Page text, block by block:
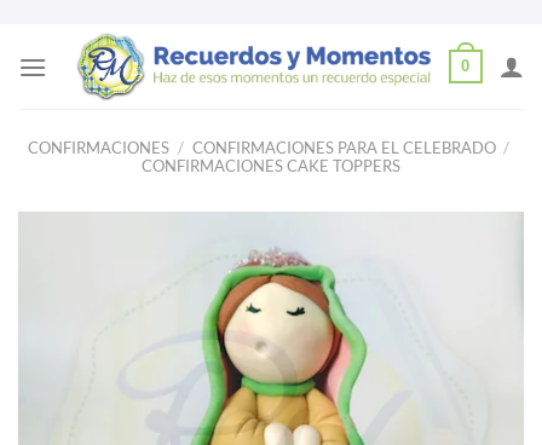
0
CONFIRMACIONES / CONFIRMACIONES PARA EL CELEBRADO /
CONFIRMACIONES CAKE TOPPERS